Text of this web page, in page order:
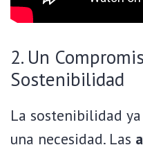
2. Un
Sostenibilidad
La sostenibilidad
una necesidad. Las